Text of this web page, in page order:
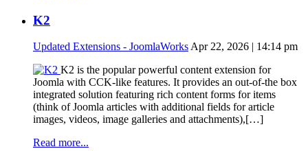
K2
Updated Extensions - JoomlaWorksApr 22, 2026 | 14:14 pm
K2 is the popular powerful content extension for
Joomla with CCK-like features. It provides an out-of-the box
integrated solution featuring rich content forms for items
(think of Joomla articles with additional fields for article
images, videos, image galleries and attachments),[…]
Read more...